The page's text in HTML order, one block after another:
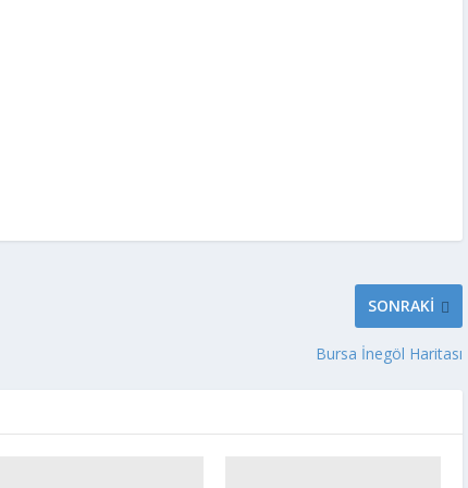
SONRAKI
Bursa İnegöl Haritası